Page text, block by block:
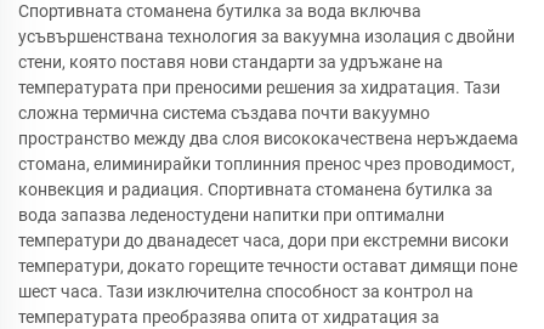
Спортивната стоманена бутилка за вода включва
усъвършенствана технология за вакуумна изолация с двойни
стени, която поставя нови стандарти за удръжане на
температурата при преносими решения за хидратация. Тази
сложна термична система създава почти вакуумно
пространство между два слоя висококачествена неръждаема
стомана, елиминирайки топлинния пренос чрез проводимост,
конвекция и радиация. Спортивната стоманена бутилка за
вода запазва леденостудени напитки при оптимални
температури до дванадесет часа, дори при екстремни високи
температури, докато горещите течности остават димящи поне
шест часа. Тази изключителна способност за контрол на
температурата преобразява опита от хидратация за